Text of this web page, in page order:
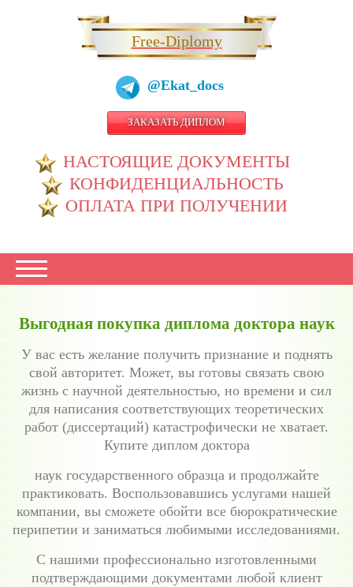
Free-Diplomy
@Ekat_docs
ЗАКАЗАТЬ ДИПЛОМ
НАСТОЯЩИЕ ДОКУМЕНТЫ
КОНФИДЕНЦИАЛЬНОСТЬ
ОПЛАТА ПРИ ПОЛУЧЕНИИ
Выгодная покупка диплома доктора наук
У вас есть желание получить признание и поднять
свой авторитет. Может, вы готовы связать свою
жизнь с научной деятельностью, но времени и сил
для написания соответствующих теоретических
работ (диссертаций) катастрофически не хватает.
Купите диплом доктора
наук государственного образца и продолжайте
практиковать. Воспользовавшись услугами нашей
компании, вы сможете обойти все бюрократические
перипетии и заниматься любимыми исследованиями.
С нашими профессионально изготовленными
подтверждающими документами любой клиент